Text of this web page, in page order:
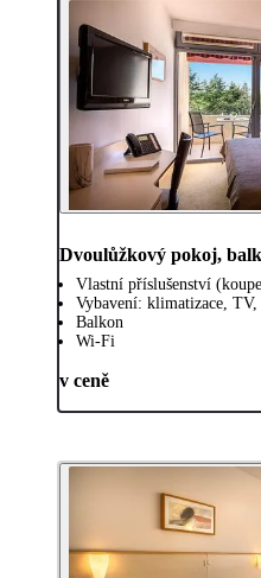
Dvoulůžkový pokoj,
Vlastní příslušenství
Vybavení: klimatizace, TV,
Balkon
Wi-Fi
v ceně